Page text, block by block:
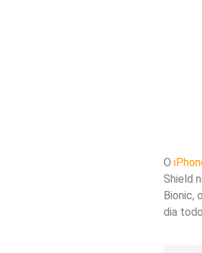
O
Shield
Bionic,
dia